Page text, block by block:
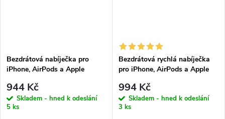
Bezdrátová nabíječka pro
iPhone, AirPods a Apple
A42 MagSafe Space Gray
944 Kč
Skladem - hned k odeslání
5 ks
Bezdrátová rychlá nabíječka
pro iPhone, AirPods a Apple
MagSafe Wireless Charger
White
994 Kč
Skladem - hned k odeslání
3 ks